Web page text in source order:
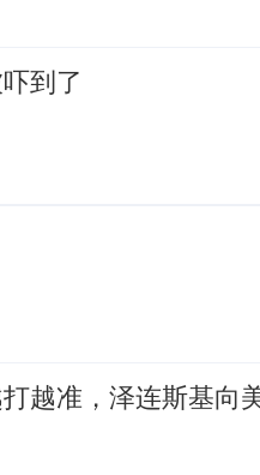
到了
越准，泽连斯基向